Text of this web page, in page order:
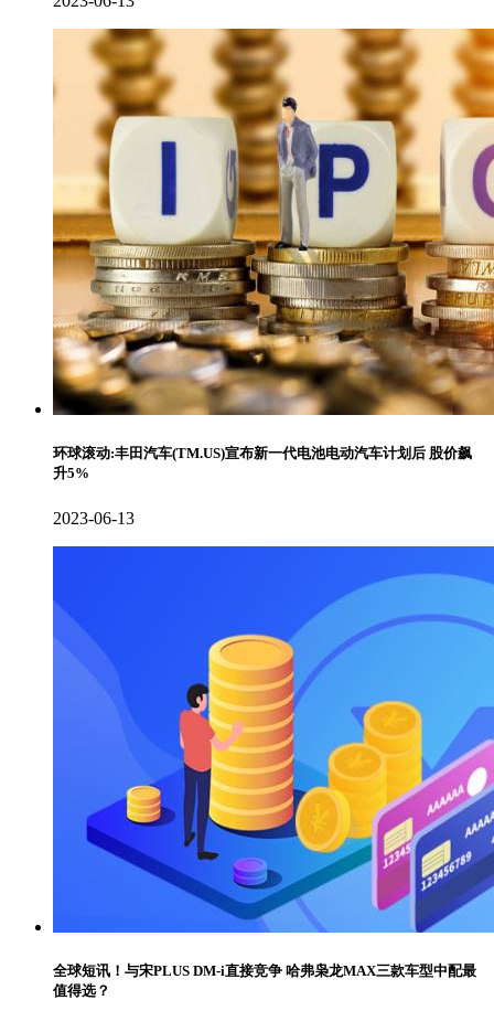
环球滚动:丰田汽车(TM.US)宣布新一代电池电动汽车计划后 股价飙
升5%
2023-06-13
全球短讯！与宋PLUS DM-i直接竞争 哈弗枭龙MAX三款车型中配最
值得选？